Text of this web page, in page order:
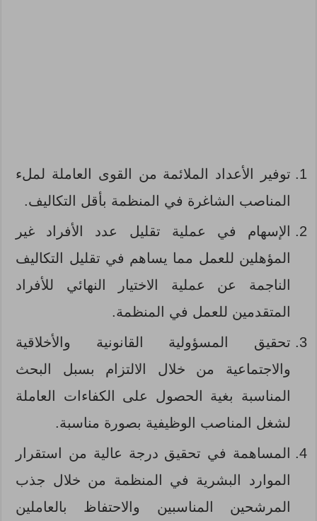
توفير الأعداد الملائمة من القوى العاملة لملء
المناصب الشاغرة في المنظمة بأقل التكاليف.
الإسهام في عملية تقليل عدد الأفراد غير
المؤهلين للعمل مما يساهم في تقليل التكاليف
الناجمة عن عملية الاختيار النهائي للأفراد
المتقدمين للعمل في المنظمة.
تحقيق المسؤولية القانونية والأخلاقية
والاجتماعية من خلال الالتزام بسبل البحث
المناسبة بغية الحصول على الكفاءات العاملة
لشغل المناصب الوظيفية بصورة مناسبة.
المساهمة في تحقيق درجة عالية من استقرار
الموارد البشرية في المنظمة من خلال جذب
المرشحين المناسبين والاحتفاظ بالعاملين